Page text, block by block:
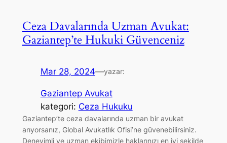
Ceza Davalarında Uzman Avukat:
Gaziantep’te Hukuki Güvenceniz
Mar 28, 2024—yazar:
Gaziantep Avukat
kategori: Ceza Hukuku
Gaziantep’te ceza davalarında uzman bir avukat
arıyorsanız, Global Avukatlık Ofisi’ne güvenebilirsiniz.
Deneyimli ve uzman ekibimizle haklarınızı en iyi şekilde